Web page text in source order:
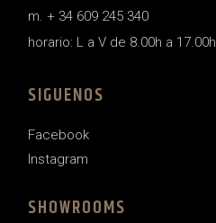
m. + 34 609 245 340
horario: L a V de 8.00h a 17.00h
SIGUENOS
Facebook
Instagram
SHOWROOMS